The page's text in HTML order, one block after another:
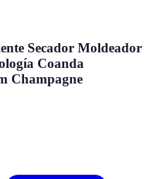
Secador Moldeador
Coanda
Champagne